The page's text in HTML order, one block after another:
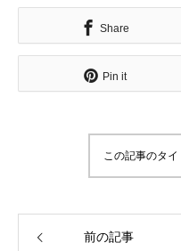
Share
Pin it
この記事のタ
前の記事